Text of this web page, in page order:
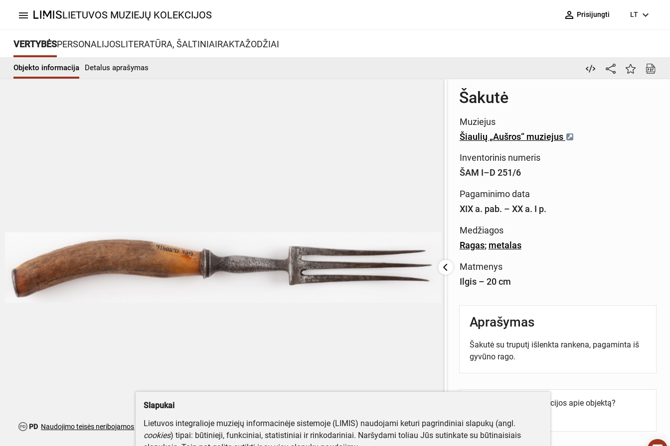
menu LIETUVOS MUZIEJŲ KOLEKCIJOS person_outline Prisijungti LT expand_more
VERTYBĖSPERSONALIJOSLITERATŪRA, ŠALTINIAIRAKTAŽODŽIAI
Objekto informacija Detalus aprašymas
PD Naudojimo teisės neribojamos
Šakutė
Muziejus
Šiaulių „Aušros“ muziejus
Inventorinis numeris
ŠAM I–D 251/6
Pagaminimo data
XIX a. pab. – XX a. I p.
Medžiagos
Ragas; metalas
Matmenys
Ilgis – 20 cm
Aprašymas
Šakutė su truputį išlenkta rankena, pagaminta iš
gyvūno rago.
Turite daugiau informacijos apie objektą?
Slapukai
Lietuvos integralioje muziejų informacinėje sistemoje (LIMIS) naudojami keturi pagrindiniai slapukų (angl.
cookies) tipai: būtinieji, funkciniai, statistiniai ir rinkodariniai. Naršydami toliau Jūs sutinkate su būtinaisiais